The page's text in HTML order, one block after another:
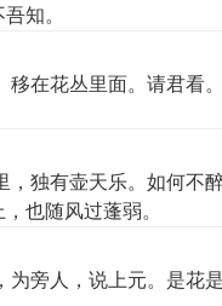
知。
在花丛里面。请君看
独有壶天乐。如何不
也随风过蓬弱。
旁人，说上元。是花